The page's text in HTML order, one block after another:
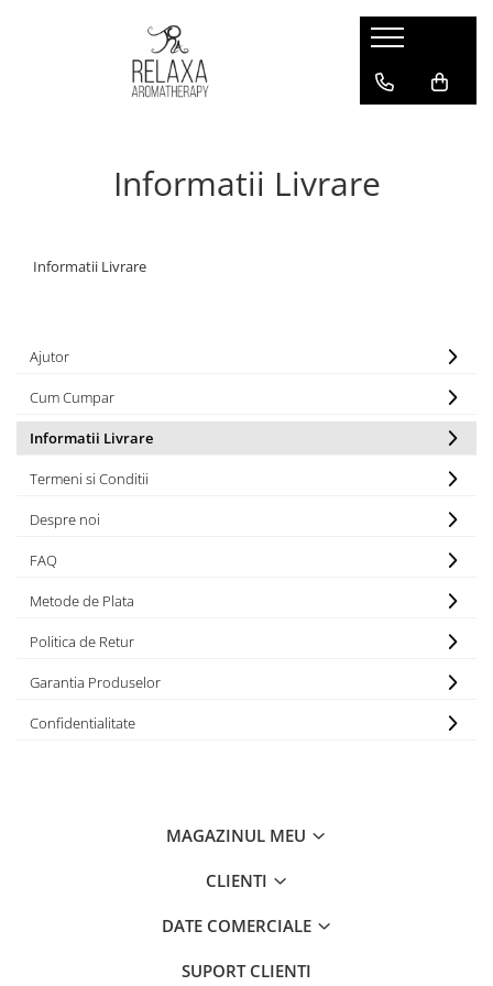
Uleiuri cosmetice
Informatii Livrare
Informatii Livrare
Ajutor
Cum Cumpar
Informatii Livrare
Termeni si Conditii
Despre noi
FAQ
Metode de Plata
Politica de Retur
Garantia Produselor
Confidentialitate
MAGAZINUL MEU
CLIENTI
DATE COMERCIALE
SUPORT CLIENTI